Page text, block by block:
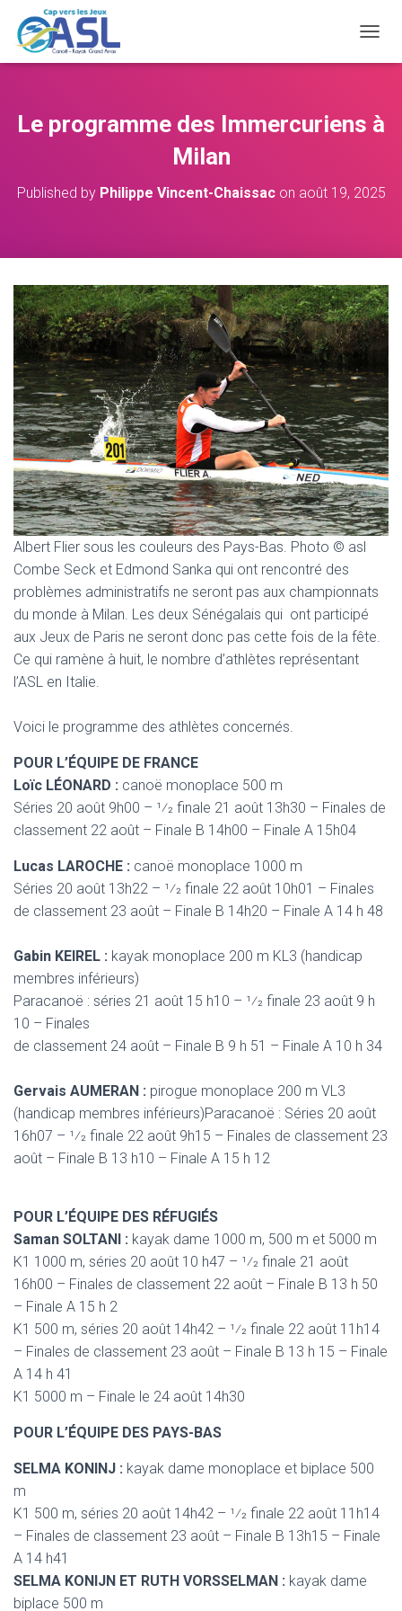
U
R
R
A
N
A
V
G
A
T
I
O
N
Le programme des Immercuriens à
Milan
Published by Philippe Vincent-Chaissacon août 19, 2025
Albert Flier sous les couleurs des Pays-Bas. Photo © asl
Combe Seck et Edmond Sanka qui ont rencontré des
problèmes administratifs ne seront pas aux championnats
du monde à Milan. Les deux Sénégalais qui ont participé
aux Jeux de Paris ne seront donc pas cette fois de la fête.
Ce qui ramène à huit, le nombre d’athlètes représentant
l’ASL en Italie.
Voici le programme des athlètes concernés.
POUR L’ÉQUIPE DE FRANCE
Loïc LÉONARD : canoë monoplace 500 m
Séries 20 août 9h00 – 1⁄2 finale 21 août 13h30 – Finales de
classement 22 août – Finale B 14h00 – Finale A 15h04
Lucas LAROCHE : canoë monoplace 1000 m
Séries 20 août 13h22 – 1⁄2 finale 22 août 10h01 – Finales
de classement 23 août – Finale B 14h20 – Finale A 14 h 48
Gabin KEIREL : kayak monoplace 200 m KL3 (handicap
membres inférieurs)
Paracanoë : séries 21 août 15 h10 – 1⁄2 finale 23 août 9 h
10 – Finales
de classement 24 août – Finale B 9 h 51 – Finale A 10 h 34
Gervais AUMERAN : pirogue monoplace 200 m VL3
(handicap membres inférieurs)Paracanoë : Séries 20 août
16h07 – 1⁄2 finale 22 août 9h15 – Finales de classement 23
août – Finale B 13 h10 – Finale A 15 h 12
POUR L’ÉQUIPE DES RÉFUGIÉS
Saman SOLTANI : kayak dame 1000 m, 500 m et 5000 m
K1 1000 m, séries 20 août 10 h47 – 1⁄2 finale 21 août
16h00 – Finales de classement 22 août – Finale B 13 h 50
– Finale A 15 h 2
K1 500 m, séries 20 août 14h42 – 1⁄2 finale 22 août 11h14
– Finales de classement 23 août – Finale B 13 h 15 – Finale
A 14 h 41
K1 5000 m – Finale le 24 août 14h30
POUR L’ÉQUIPE DES PAYS-BAS
SELMA KONINJ : kayak dame monoplace et biplace 500
m
K1 500 m, séries 20 août 14h42 – 1⁄2 finale 22 août 11h14
– Finales de classement 23 août – Finale B 13h15 – Finale
A 14 h41
SELMA KONIJN ET RUTH VORSSELMAN : kayak dame
biplace 500 m